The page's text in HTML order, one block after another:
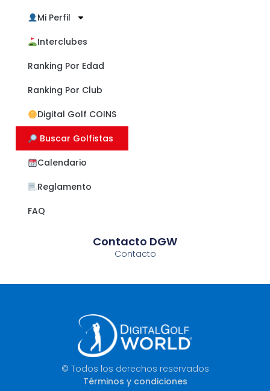
Mi Perfil
Interclubes
Ranking Por Edad
Ranking Por Club
Digital Golf COINS
​ Buscar Golfistas
Calendario
Reglamento
FAQ
Contacto DGW
Contacto
© Todos los derechos reservados
Términos y condiciones